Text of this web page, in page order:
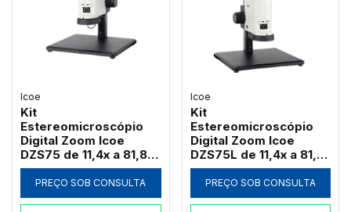
Icoe
Kit
Estereomicroscópio
Digital Zoom Icoe
DZS75 de 11,4x a 81,8x
Câmera 4MP Anel LED
HDMI Wi-Fi (Sem Tela)
PREÇO SOB CONSULTA
Icoe
Kit
Estereomicroscópio
Digital Zoom Icoe
DZS75L de 11,4x a 81,8x
Tela Touch 10" 4MP
Anel LED HDMI Wi-Fi
PREÇO SOB CONSULTA